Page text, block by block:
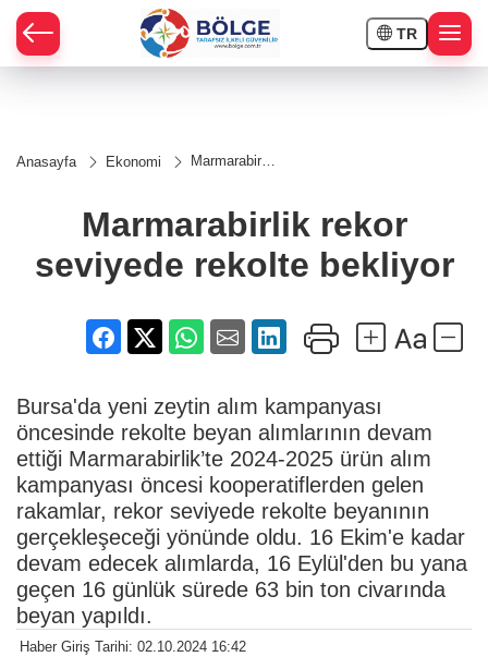
TR
Anasayfa Ekonomi
Marmarabirlik
rekolte
bekliyor
Marmarabirlik rekor
seviyede rekolte bekliyor
Bursa'da yeni zeytin alım kampanyası
öncesinde rekolte beyan alımlarının devam
ettiği Marmarabirlik’te 2024-2025 ürün alım
kampanyası öncesi kooperatiflerden gelen
rakamlar, rekor seviyede rekolte beyanının
gerçekleşeceği yönünde oldu. 16 Ekim'e kadar
devam edecek alımlarda, 16 Eylül'den bu yana
geçen 16 günlük sürede 63 bin ton civarında
beyan yapıldı.
Haber Giriş Tarihi: 02.10.2024 16:42